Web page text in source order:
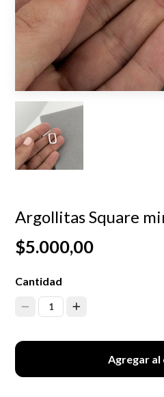
Argollitas Square
$5.000,00
Cantidad
1
Agregar